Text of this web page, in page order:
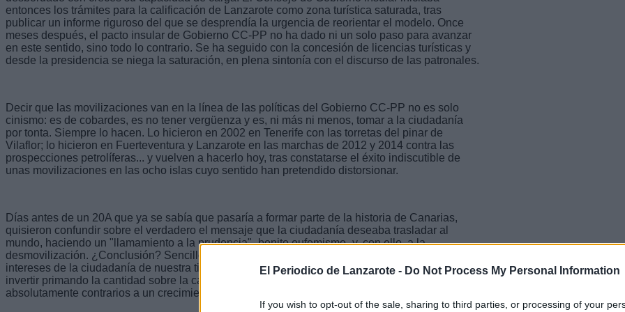
El Periodico de Lanzarote - Do Not Process My Personal Information
If you wish to opt-out of the sale, sharing to third parties, or processing of your
entonces los trámites para la calificación de Lanzarote como zona turística saturada, tras
publicar un informe riguroso del que se desprendía la urgencia de reorientar el modelo. Once
meses después, el pacto insular de Gobierno CC-PP no ha dado ni un solo paso para avanzar
en este sentido, sino todo lo contrario. Se ha seguido con la concesión de licencias turísticas y
desde la presidencia se niega la saturación, en plena sintonía con el discurso de las patronales.
Decir que las movilizaciones van en la línea de las políticas del Gobierno CC-PP no es solo
cinismo: es de cobardes, es no tener vergüenza y es, ni más ni menos, tomar a la ciudadanía
por tonta. Siempre lo hacen. Lo hicieron en 2002 en Tenerife con las torretas del pinar de
Vilaflor; lo hicieron en Fuerteventura y Lanzarote en las marchas de 2012 y 2014 contra las
prospecciones petrolíferas... y vuelven a hacerlo hoy, tras constatarse el éxito indiscutible de
unas movilizaciones en las ocho islas cuyo sentido han pretendido distorsionar.
Días antes de un 20A que ya se sabía que pasaría a formar parte de la historia de Canarias,
quisieron confundir sobre el verdadero el mensaje que la ciudadanía deseaba trasladar al
mundo, haciendo un "llamamiento a la prudencia" -bonito eufemismo- y, con ello, a la
desmovilización. ¿Conclusión? Sencillo: el pueblo mejor callado, pues más importantes que los
intereses de la ciudadanía de nuestra tierra son, para ellos, los intereses de quienes vienen a
invertir primando la cantidad sobre la calidad o mediante proyectos desproporcionados y
absolutamente contrarios a un crecimiento armónico y equilibrado.